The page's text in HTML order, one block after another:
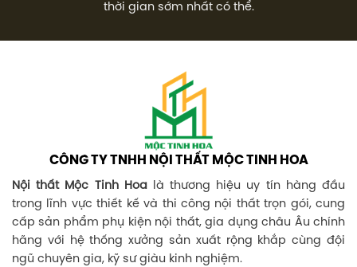
thời gian sớm nhất có thể.
CÔNG TY TNHH NỘI THẤT MỘC TINH HOA
Nội thất Mộc Tinh Hoalà thương hiệu uy tín hàng đầu
trong lĩnh vực thiết kế và thi công nội thất trọn gói, cung
cấp sản phẩm phụ kiện nội thất, gia dụng châu Âu chính
hãng với hệ thống xưởng sản xuất rộng khắp cùng đội
ngũ chuyên gia, kỹ sư giàu kinh nghiệm.